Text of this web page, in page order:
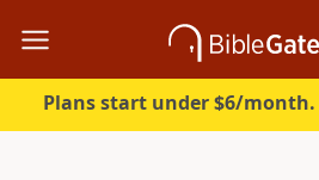
Plans start under $6/month.